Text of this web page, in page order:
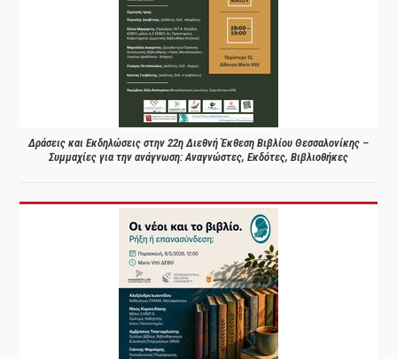
Δράσεις και Εκδηλώσεις στην 22η Διεθνή Έκθεση Βιβλίου Θεσσαλονίκης –
Συμμαχίες για την ανάγνωση: Αναγνώστες, Εκδότες, Βιβλιοθήκες